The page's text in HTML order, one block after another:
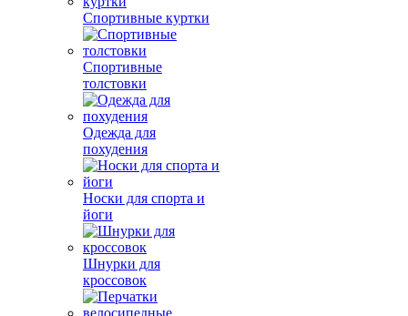
Спортивные куртки
Спортивные
толстовки
Одежда для
похудения
Носки для спорта и
йоги
Шнурки для
кроссовок